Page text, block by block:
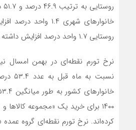
خانوارهای شهری ١.۴
روستایی ١.٧ واحد درصد افزایش داشته است.
نسبت
١۴٠٠ برای خرید یک «مجموعه
کرده­‌اند. نرخ تورم نقطه‌ای گروه عمده